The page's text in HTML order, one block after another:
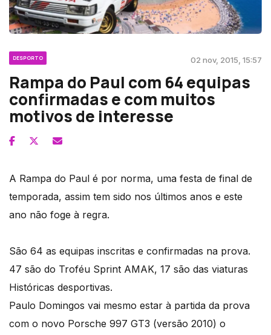
DESPORTO 02 nov, 2015, 15:57
Rampa do Paul com 64 equipas
confirmadas e com muitos
motivos de interesse
A Rampa do Paul é por norma, uma festa de final de
temporada, assim tem sido nos últimos anos e este
ano não foge à regra.
São 64 as equipas inscritas e confirmadas na prova.
47 são do Troféu Sprint AMAK, 17 são das viaturas
Históricas desportivas.
Paulo Domingos vai mesmo estar à partida da prova
com o novo Porsche 997 GT3 (versão 2010) o